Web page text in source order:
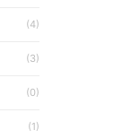
(4)
(3)
(0)
(1)